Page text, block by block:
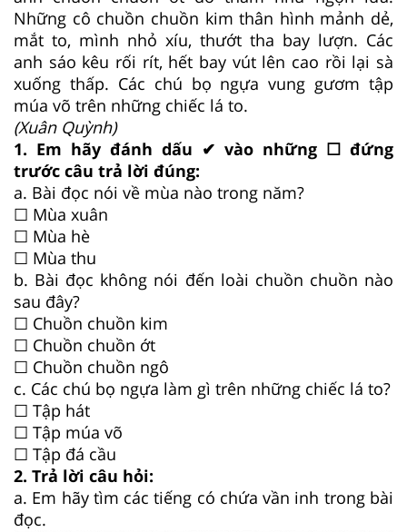
Những cô chuồn chuồn kim thân hình mảnh dẻ,
mắt to, mình nhỏ xíu, thướt tha bay lượn. Các
anh sáo kêu rối rít, hết bay vút lên cao rồi lại sà
xuống thấp. Các chú bọ ngựa vung gươm tập
múa võ trên những chiếc lá to.
(Xuân Quỳnh)
1. Em hãy đánh dấu ✔ vào những ☐ đứng
trước câu trả lời đúng:
a. Bài đọc nói về mùa nào trong năm?
☐ Mùa xuân
☐ Mùa hè
☐ Mùa thu
b. Bài đọc không nói đến loài chuồn chuồn nào
sau đây?
☐ Chuồn chuồn kim
☐ Chuồn chuồn ớt
☐ Chuồn chuồn ngô
c. Các chú bọ ngựa làm gì trên những chiếc lá to?
☐ Tập hát
☐ Tập múa võ
☐ Tập đá cầu
2. Trả lời câu hỏi:
a. Em hãy tìm các tiếng có chứa vần inh trong bài
đọc.